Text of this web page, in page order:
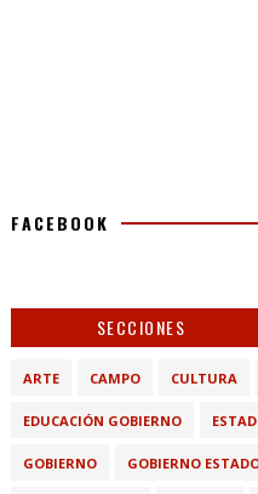
FACEBOOK
SECCIONES
ARTE CAMPO CULTURA
EDUCACIÓN GOBIERNO
GOBIERNO GOBIERNO